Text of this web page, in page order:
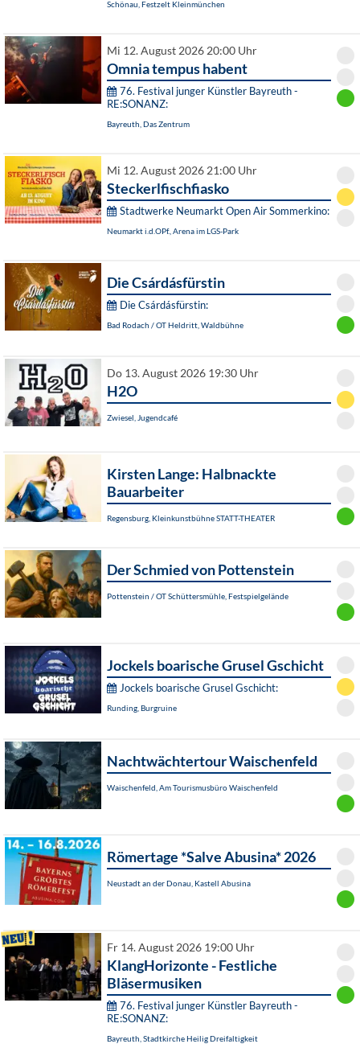
Schönau, Festzelt Kleinmünchen
Mi 12. August 2026 20:00 Uhr
Omnia tempus habent
76. Festival junger Künstler Bayreuth -
RE:SONANZ:
Bayreuth, Das Zentrum
Mi 12. August 2026 21:00 Uhr
Steckerlfischfiasko
Stadtwerke Neumarkt Open Air Sommerkino:
Neumarkt i.d.OPf., Arena im LGS-Park
Die Csárdásfürstin
Die Csárdásfürstin:
Bad Rodach / OT Heldritt, Waldbühne
Do 13. August 2026 19:30 Uhr
H2O
Zwiesel, Jugendcafé
Kirsten Lange: Halbnackte
Bauarbeiter
Regensburg, Kleinkunstbühne STATT-THEATER
Der Schmied von Pottenstein
Pottenstein / OT Schüttersmühle, Festspielgelände
Jockels boarische Grusel Gschicht
Jockels boarische Grusel Gschicht:
Runding, Burgruine
Nachtwächtertour Waischenfeld
Waischenfeld, Am Tourismusbüro Waischenfeld
Römertage *Salve Abusina* 2026
Neustadt an der Donau, Kastell Abusina
Fr 14. August 2026 19:00 Uhr
KlangHorizonte - Festliche
Bläsermusiken
76. Festival junger Künstler Bayreuth -
RE:SONANZ:
Bayreuth, Stadtkirche Heilig Dreifaltigkeit